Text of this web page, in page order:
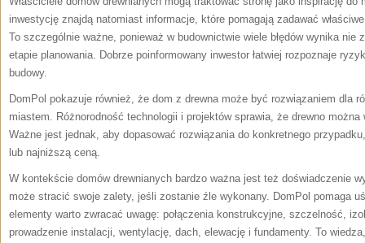
inwestycję znajdą natomiast informacje, które pomagają zadawać
To szczególnie ważne, ponieważ w budownictwie wiele błędów wynika
etapie planowania. Dobrze poinformowany inwestor łatwiej rozpoznaje
budowy.
DomPol pokazuje również, że dom z drewna może być rozwiązaniem dla
miastem. Różnorodność technologii i projektów sprawia, że drewno
Ważne jest jednak, aby dopasować rozwiązania do konkretnego
lub najniższą ceną.
W kontekście domów drewnianych bardzo ważna jest też doświadczenie
może stracić swoje zalety, jeśli zostanie źle wykonany. DomPol pomaga
elementy warto zwracać uwagę: połączenia konstrukcyjne, szczelność,
prowadzenie instalacji, wentylację, dach, elewację i fundamenty. To